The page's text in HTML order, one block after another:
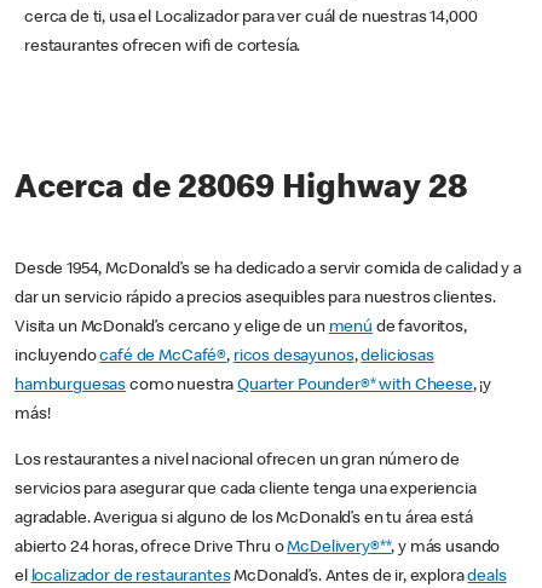
cerca de ti, usa el Localizador para ver cuál de nuestras 14,000
restaurantes ofrecen wifi de cortesía.
Acerca de 28069 Highway 28
Desde 1954, McDonald’s se ha dedicado a servir comida de calidad y a
dar un servicio rápido a precios asequibles para nuestros clientes.
Visita un McDonald’s cercano y elige de un menú de favoritos,
incluyendocafé de McCafé®, ricos desayunos,deliciosas
hamburguesas como nuestraQuarter Pounder®* with Cheese, ¡y
más!
Los restaurantes a nivel nacional ofrecen un gran número de
servicios para asegurar que cada cliente tenga una experiencia
agradable. Averigua si alguno de los McDonald’s en tu área está
abierto 24 horas, ofrece Drive Thru oMcDelivery®**, y más usando
el localizador de restaurantesMcDonald’s. Antes de ir, exploradeals